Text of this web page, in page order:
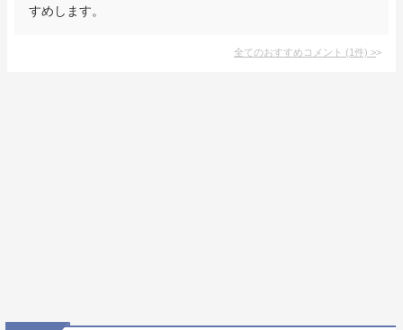
すめします。
全てのおすすめコメント (1件) >